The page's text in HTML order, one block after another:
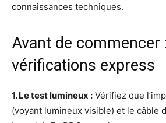
connaissances techniques.
Avant de commencer
vérifications express
1. Le test lumineux : Vérifiez que
(voyant lumineux visible) et le câble